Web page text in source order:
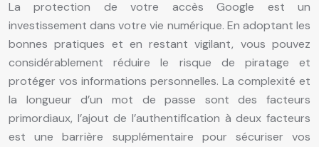
La protection de votre accès Google est un
investissement dans votre vie numérique. En adoptant les
bonnes pratiques et en restant vigilant, vous pouvez
considérablement réduire le risque de piratage et
protéger vos informations personnelles. La complexité et
la longueur d’un mot de passe sont des facteurs
primordiaux, l’ajout de l’authentification à deux facteurs
est une barrière supplémentaire pour sécuriser vos